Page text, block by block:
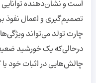
است و نشان‌دهنده
تصمیم‌گیری و اعمال
چارت تولد می‌تواند
در‌حالی‌که یک خورشید
چالش‌هایی در اثبات خود